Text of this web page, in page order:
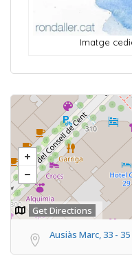
Imatge
Get Directions
Ausiàs Marc, 33 - 35